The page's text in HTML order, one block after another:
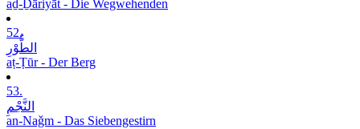
aḏ-Ḏāriyāt - Die Wegwehenden
52.
الطُّوْرِ
aṭ-Ṭūr - Der Berg
53.
النَّجْمِ
an-Naǧm - Das Siebengestirn